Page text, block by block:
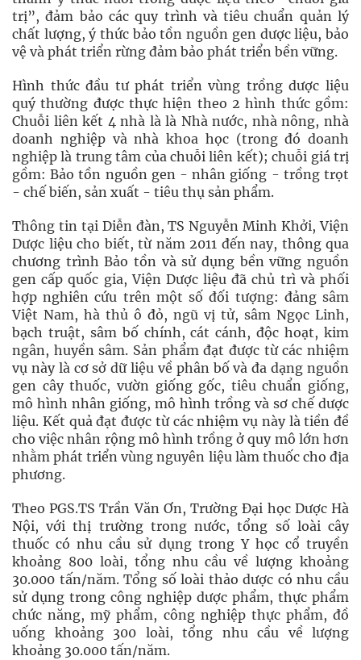
trị”, đảm bảo các quy trình và tiêu chuẩn quản lý
chất lượng, ý thức bảo tồn nguồn gen dược liệu, bảo
vệ và phát triển rừng đảm bảo phát triển bền vững.
Hình thức đầu tư phát triển vùng trồng dược liệu
quý thường được thực hiện theo 2 hình thức gồm:
Chuỗi liên kết 4 nhà là là Nhà nước, nhà nông, nhà
doanh nghiệp và nhà khoa học (trong đó doanh
nghiệp là trung tâm của chuỗi liên kết); chuỗi giá trị
gồm: Bảo tồn nguồn gen - nhân giống - trồng trọt
- chế biến, sản xuất - tiêu thụ sản phẩm.
Thông tin tại Diễn đàn, TS Nguyễn Minh Khởi, Viện
Dược liệu cho biết, từ năm 2011 đến nay, thông qua
chương trình Bảo tồn và sử dụng bền vững nguồn
gen cấp quốc gia, Viện Dược liệu đã chủ trì và phối
hợp nghiên cứu trên một số đối tượng: đảng sâm
Việt Nam, hà thủ ô đỏ, ngũ vị tử, sâm Ngọc Linh,
bạch truật, sâm bố chính, cát cánh, độc hoạt, kim
ngân, huyền sâm. Sản phẩm đạt được từ các nhiệm
vụ này là cơ sở dữ liệu về phân bố và đa dạng nguồn
gen cây thuốc, vườn giống gốc, tiêu chuẩn giống,
mô hình nhân giống, mô hình trồng và sơ chế dược
liệu. Kết quả đạt được từ các nhiệm vụ này là tiền đề
cho việc nhân rộng mô hình trồng ở quy mô lớn hơn
nhằm phát triển vùng nguyên liệu làm thuốc cho địa
phương.
Theo PGS.TS Trần Văn Ơn, Trường Đại học Dược Hà
Nội, với thị trường trong nước, tổng số loài cây
thuốc có nhu cầu sử dụng trong Y học cổ truyền
khoảng 800 loài, tổng nhu cầu về lượng khoảng
30.000 tấn/năm. Tổng số loài thảo dược có nhu cầu
sử dụng trong công nghiệp dược phẩm, thực phẩm
chức năng, mỹ phẩm, công nghiệp thực phẩm, đồ
uống khoảng 300 loài, tổng nhu cầu về lượng
khoảng 30.000 tấn/năm.